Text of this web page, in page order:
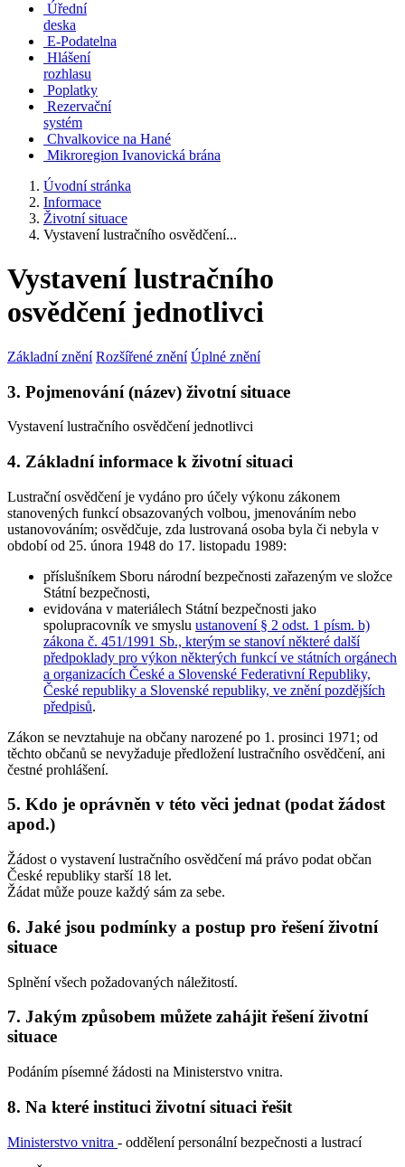
Úřední
deska
E-Podatelna
Hlášení
rozhlasu
Poplatky
Rezervační
systém
Chvalkovice na Hané
Mikroregion Ivanovická brána
Úvodní stránka
Informace
Životní situace
Vystavení lustračního osvědčení...
Vystavení lustračního
osvědčení jednotlivci
Základní znění Rozšířené znění Úplné znění
3. Pojmenování (název) životní situace
Vystavení lustračního osvědčení jednotlivci
4. Základní informace k životní situaci
Lustrační osvědčení je vydáno pro účely výkonu zákonem
stanovených funkcíobsazovaných volbou, jmenováním nebo
ustanovováním; osvědčuje, zda lustrovaná osoba byla či nebyla v
období od 25. února 1948 do 17. listopadu 1989:
příslušníkem Sboru národní bezpečnosti zařazeným ve složce
Státní bezpečnosti,
evidována v materiálech Státní bezpečnosti jako
spolupracovník ve smyslu ustanovení § 2 odst. 1 písm. b)
zákona č. 451/1991 Sb., kterým se stanoví některé další
předpoklady pro výkon některých funkcí ve státních orgánech
a organizacích České a Slovenské Federativní Republiky,
České republiky a Slovenské republiky, ve znění pozdějších
předpisů.
Zákon se nevztahuje na občany narozené po 1. prosinci 1971 ; od
těchto občanů se nevyžaduje předložení lustračního osvědčení, ani
čestné prohlášení.
5. Kdo je oprávněn v této věci jednat (podat žádost
apod.)
Žádost o vystavení lustračního osvědčení má právo podat občan
České republiky starší 18 let.
Žádat může pouze každý sám za sebe.
6. Jaké jsou podmínky a postup pro řešení životní
situace
Splnění všech požadovaných náležitostí.
7. Jakým způsobem můžete zahájit řešení životní
situace
Podáním písemné žádosti na Ministerstvo vnitra.
8. Na které instituci životní situaci řešit
Ministerstvo vnitra - oddělení personální bezpečnosti a lustrací